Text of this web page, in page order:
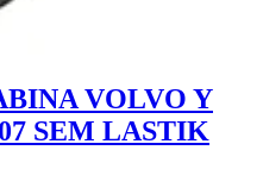
VOLVO Y
SEM LASTIK